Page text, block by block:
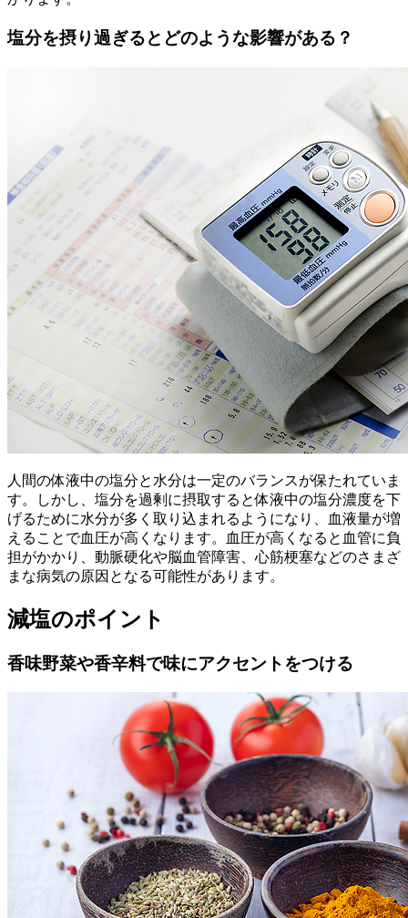
塩分を摂り過ぎるとどのような影響がある？
人間の体液中の塩分と水分は一定のバランスが保たれていま
す。しかし、塩分を過剰に摂取すると体液中の塩分濃度を下
げるために水分が多く取り込まれるようになり、血液量が増
えることで血圧が高くなります。血圧が高くなると血管に負
担がかかり、動脈硬化や脳血管障害、心筋梗塞などのさまざ
まな病気の原因となる可能性があります。
減塩のポイント
香味野菜や香辛料で味にアクセントをつける